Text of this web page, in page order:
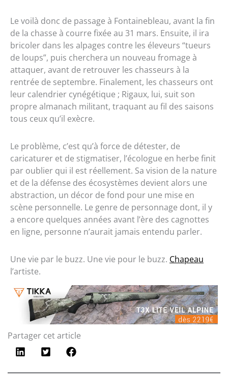
Le voilà donc de passage à Fontainebleau, avant la fin
de la chasse à courre fixée au 31 mars. Ensuite, il ira
bricoler dans les alpages contre les éleveurs “tueurs
de loups”, puis cherchera un nouveau fromage à
attaquer, avant de retrouver les chasseurs à la
rentrée de septembre. Finalement, les chasseurs ont
leur calendrier cynégétique ; Rigaux, lui, suit son
propre almanach militant, traquant au fil des saisons
tous ceux qu’il exècre.
Le problème, c’est qu’à force de détester, de
caricaturer et de stigmatiser, l’écologue en herbe finit
par oublier qui il est réellement. Sa vision de la nature
et de la défense des écosystèmes devient alors une
abstraction, un décor de fond pour une mise en
scène personnelle. Le genre de personnage dont, il y
a encore quelques années avant l’ère des cagnottes
en ligne, personne n’aurait jamais entendu parler.
Une vie par le buzz. Une vie pour le buzz. Chapeau
l’artiste.
Partager cet article